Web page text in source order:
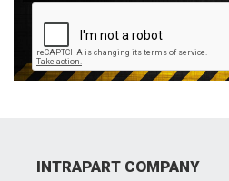
INTRAPART COMPANY